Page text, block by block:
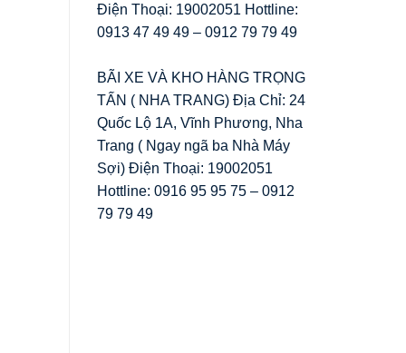
Điện Thoại: 19002051 Hottline:
0913 47 49 49 – 0912 79 79 49
BÃI XE VÀ KHO HÀNG TRỌNG
TẤN ( NHA TRANG) Địa Chỉ: 24
Quốc Lộ 1A, Vĩnh Phương, Nha
Trang ( Ngay ngã ba Nhà Máy
Sợi) Điện Thoại: 19002051
Hottline: 0916 95 95 75 – 0912
79 79 49